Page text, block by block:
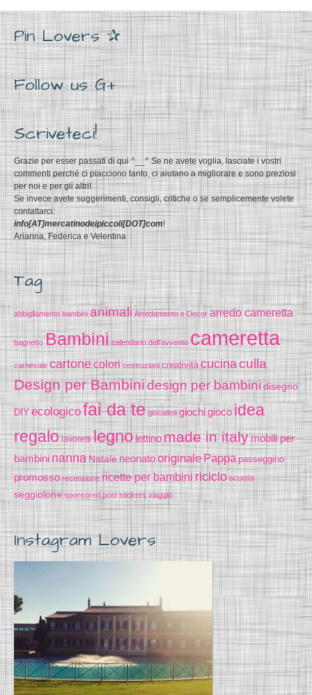
Pin Lovers ✰
Follow us G+
Scriveteci!
Grazie per esser passati di qui ^__^ Se ne avete voglia, lasciate i vostri
commenti perché ci piacciono tanto, ci aiutano a migliorare e sono preziosi
per noi e per gli altri!
Se invece avete suggerimenti, consigli, critiche o se semplicemente volete
contattarci:
info[AT]mercatinodeipiccoli[DOT]com!
Arianna, Federica e Velentina
Tag
abbigliamento bambini animali Arredamento e Decor arredo cameretta
bagnetto Bambini calendario dell'avvento cameretta
carnevale cartonecolori costruzioni creatività cucinaculla
Design per Bambinidesign per bambinidisegno
DIY ecologicofai da te giocattoli giochigioco idea
regalo lavoretti legno lettinomade in italymobili per
bambininannaNataleneonatooriginale Pappa passeggino
promosso recensione ricette per bambini riciclo scuola
seggiolone sponsored post stickers viaggio
Instagram Lovers